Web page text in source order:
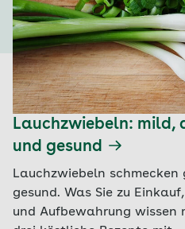
Lauchzwiebeln: mild,
und gesund
Lauchzwiebeln schmecken
gesund. Was Sie zu
und Aufbewahrung wissen